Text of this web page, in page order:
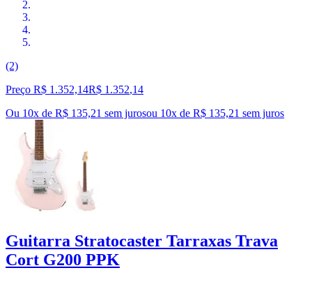
(2)
Preço R$ 1.352,14R$ 1.352,14
Ou 10x de R$ 135,21 sem jurosou 10x de R$ 135,21 sem juros
Guitarra Stratocaster Tarraxas Trava
Cort G200 PPK